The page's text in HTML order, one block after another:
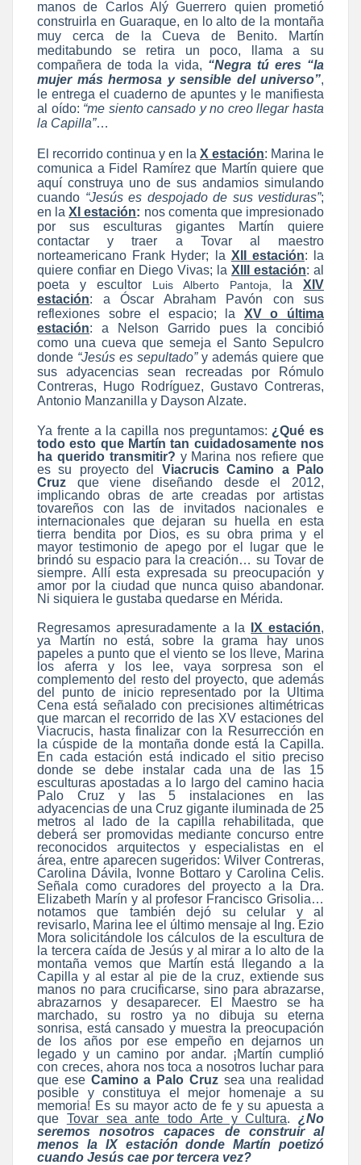
manos de Carlos Alý Guerrero quien prometió
construirla en Guaraque, en lo alto de la montaña
muy cerca de la Cueva de Benito. Martín
meditabundo se retira un poco, llama a su
compañera de toda la vida, “Negra tú eres “la
mujer más hermosa y sensible del universo”,
le entrega el cuaderno de apuntes y le manifiesta
al oído: “me siento cansado y no creo llegar hasta
la Capilla”…
El recorrido continua y en la X estación: Marina le
comunica a Fidel Ramírez que Martín quiere que
aquí construya uno de sus andamios simulando
cuando “Jesús es despojado de sus vestiduras”;
en laXI estación: nos comenta que impresionado
por sus esculturas gigantes Martín quiere
contactar y traer a Tovar al maestro
norteamericano Frank Hyder; la XII estación: la
quiere confiar en Diego Vivas; la XIII estación: al
poeta y escultor Luis Alberto Pantoja, la XIV
estación: a Óscar Abraham Pavón con sus
reflexiones sobre el espacio; la XV o última
estación: a Nelson Garrido pues la concibió
como una cueva que semeja el Santo Sepulcro
donde “Jesús es sepultado”y además quiere que
sus adyacencias sean recreadas por Rómulo
Contreras, Hugo Rodríguez, Gustavo Contreras,
Antonio Manzanilla y Dayson Alzate.
Ya frente a la capilla nos preguntamos: ¿Qué es
todo esto que Martín tan cuidadosamente nos
ha querido transmitir? y Marina nos refiere que
es su proyecto del Viacrucis Camino a Palo
Cruz que viene diseñando desde el 2012,
implicando obras de arte creadas por artistas
tovareños con las de invitados nacionales e
internacionales que dejaran su huella en esta
tierra bendita por Dios, es su obra prima y el
mayor testimonio de apego por el lugar que le
brindó su espacio para la creación… su Tovar de
siempre. Allí esta expresada su preocupación y
amor por la ciudad que nunca quiso abandonar.
Ni siquiera le gustaba quedarse en Mérida.
Regresamos apresuradamente a la IX estación,
ya Martín no está, sobre la grama hay unos
papeles a punto que el viento se los lleve, Marina
los aferra y los lee, vaya sorpresa son el
complemento del resto del proyecto, que además
del punto de inicio representado por la Ultima
Cena está señalado con precisiones altimétricas
que marcan el recorrido de las XV estaciones del
Viacrucis, hasta finalizar con la Resurrección en
la cúspide de la montaña donde está la Capilla.
En cada estación está indicado el sitio preciso
donde se debe instalar cada una de las 15
esculturas apostadas a lo largo del camino hacia
Palo Cruz y las 5 instalaciones en las
adyacencias de una Cruz gigante iluminada de 25
metros al lado de la capilla rehabilitada, que
deberá ser promovidas mediante concurso entre
reconocidos arquitectos y especialistas en el
área, entre aparecen sugeridos: Wilver Contreras,
Carolina Dávila, Ivonne Bottaro y Carolina Celis.
Señala como curadores del proyecto a la Dra.
Elizabeth Marín y al profesor Francisco Grisolia…
notamos que también dejó su celular y al
revisarlo, Marina lee el último mensaje al Ing. Ezio
Mora solicitándole los cálculos de la escultura de
la tercera caída de Jesús y al mirar a lo alto de la
montaña vemos que Martín está llegando a la
Capilla y al estar al pie de la cruz, extiende sus
manos no para crucificarse, sino para abrazarse,
abrazarnos y desaparecer. El Maestro se ha
marchado, su rostro ya no dibuja su eterna
sonrisa, está cansado y muestra la preocupación
de los años por ese empeño en dejarnos un
legado y un camino por andar. ¡Martín cumplió
con creces, ahora nos toca a nosotros luchar para
que ese Camino a Palo Cruzsea una realidad
posible y constituya el mejor homenaje a su
memoria! Es su mayor acto de fe y su apuesta a
que Tovar sea ante todo Arte y Cultura. ¿No
seremos nosotros capaces de construir al
menos la IX estación donde Martín poetizó
cuando Jesús cae por tercera vez?